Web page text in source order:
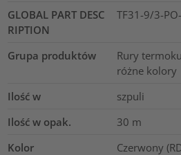
GLOBAL PART DESC
RIPTION
TF31-9/3-
Grupa produktów
Rury
różne kolory
Ilość w
szpuli
Ilość w opak.
30 m
Kolor
Czerwony